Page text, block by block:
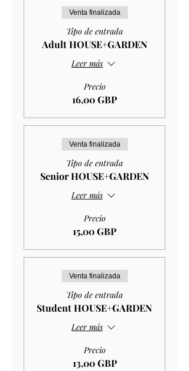
Venta finalizada
Tipo de entrada
Adult HOUSE+GARDEN
Leer más
Precio
16,00 GBP
Venta finalizada
Tipo de entrada
Senior HOUSE+GARDEN
Leer más
Precio
15,00 GBP
Venta finalizada
Tipo de entrada
Student HOUSE+GARDEN
Leer más
Precio
13,00 GBP